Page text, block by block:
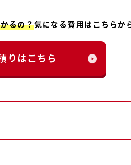
るの？気になる費用はこちらか
りはこちら